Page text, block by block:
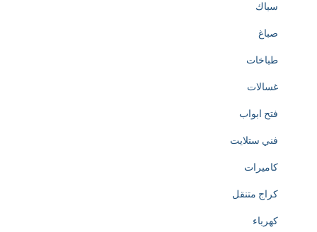
سباك
صباغ
طباخات
غسالات
فتح ابواب
فني ستلايت
كاميرات
كراج متنقل
كهرباء